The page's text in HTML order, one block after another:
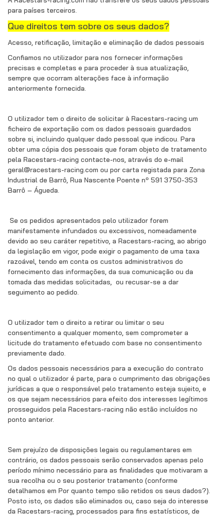
para países terceiros.
Que direitos tem sobre os seus dados?
Acesso, retificação, limitação e eliminação de dados pessoais
Confiamos no utilizador para nos fornecer informações
precisas e completas e para proceder à sua atualização,
sempre que ocorram alterações face à informação
anteriormente fornecida.
O utilizador tem o direito de solicitar à Racestars-racing um
ficheiro de exportação com os dados pessoais guardados
sobre si, incluindo qualquer dado pessoal que indicou. Para
obter uma cópia dos pessoais que foram objeto de tratamento
pela Racestars-racing contacte-nos, através do e-mail
geral@racestars-racing.com ou por carta registada para Zona
Industrial de Barrô, Rua Nascente Poente nº 591 3750-353
Barrô – Águeda.
Se os pedidos apresentados pelo utilizador forem
manifestamente infundados ou excessivos, nomeadamente
devido ao seu caráter repetitivo, a Racestars-racing, ao abrigo
da legislação em vigor, pode exigir o pagamento de uma taxa
razoável, tendo em conta os custos administrativos do
fornecimento das informações, da sua comunicação ou da
tomada das medidas solicitadas, ou recusar-se a dar
seguimento ao pedido.
O utilizador tem o direito a retirar ou limitar o seu
consentimento a qualquer momento, sem comprometer a
licitude do tratamento efetuado com base no consentimento
previamente dado.
Os dados pessoais necessários para a execução do contrato
no qual o utilizador é parte, para o cumprimento das obrigações
jurídicas a que o responsável pelo tratamento esteja sujeito, e
os que sejam necessários para efeito dos interesses legítimos
prosseguidos pela Racestars-racing não estão incluídos no
ponto anterior.
Sem prejuízo de disposições legais ou regulamentares em
contrário, os dados pessoais serão conservados apenas pelo
período mínimo necessário para as finalidades que motivaram a
sua recolha ou o seu posterior tratamento (conforme
detalhamos em Por quanto tempo são retidos os seus dados?).
Posto isto, os dados são eliminados ou, caso seja do interesse
da Racestars-racing, processados para fins estatísticos, de